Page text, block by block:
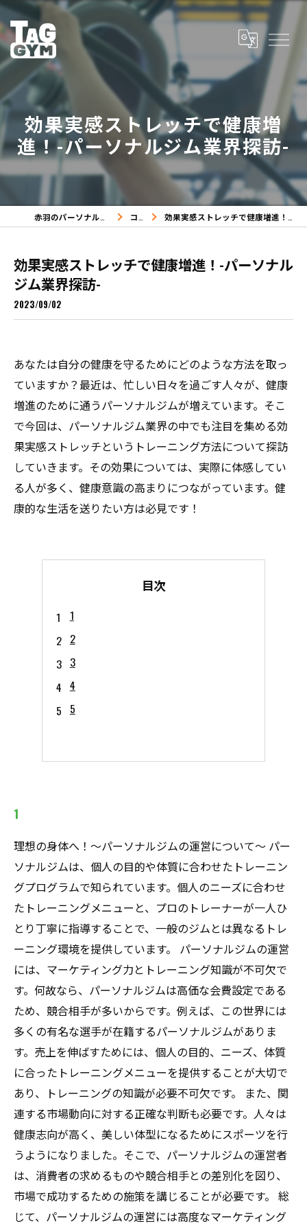
効果実感ストレッチで健康増
進！-パーソナルジム業界探訪-
コラム 効果実感ストレッチで健康増進！-パーソナルジム業界探訪-
効果実感ストレッチで健康増進！-パーソナル
ジム業界探訪-
2023/09/02
あなたは自分の健康を守るためにどのような方法を取っ
ていますか？最近は、忙しい日々を過ごす人々が、健康
増進のために通うパーソナルジムが増えています。そこ
で今回は、パーソナルジム業界の中でも注目を集める効
果実感ストレッチというトレーニング方法について探訪
していきます。その効果については、実際に体感してい
る人が多く、健康意識の高まりにつながっています。健
康的な生活を送りたい方は必見です！
目次
1
2
3
4
5
1
理想の身体へ！〜パーソナルジムの運営について〜 パー
ソナルジムは、個人の目的や体質に合わせたトレーニン
グプログラムで知られています。個人のニーズに合わせ
たトレーニングメニューと、プロのトレーナーが一人ひ
とり丁寧に指導することで、一般のジムとは異なるトレ
ーニング環境を提供しています。 パーソナルジムの運営
には、マーケティング力とトレーニング知識が不可欠で
す。何故なら、パーソナルジムは高価な会費設定である
ため、競合相手が多いからです。例えば、この世界には
多くの有名な選手が在籍するパーソナルジムがありま
す。売上を伸ばすためには、個人の目的、ニーズ、体質
に合ったトレーニングメニューを提供することが大切で
あり、トレーニングの知識が必要不可欠です。 また、関
連する市場動向に対する正確な判断も必要です。人々は
健康志向が高く、美しい体型になるためにスポーツを行
うようになりました。そこで、パーソナルジムの運営者
は、消費者の求めるものや競合相手との差別化を図り、
市場で成功するための施策を講じることが必要です。 総
じて、パーソナルジムの運営には高度なマーケティング